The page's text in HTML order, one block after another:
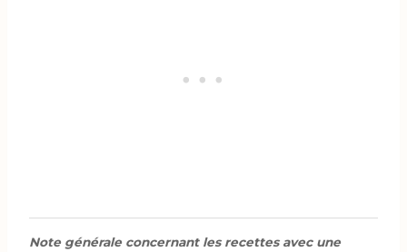
Note générale concernant les recettes avec une